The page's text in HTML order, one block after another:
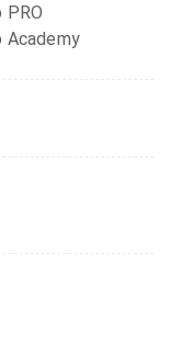
PRO
Academy